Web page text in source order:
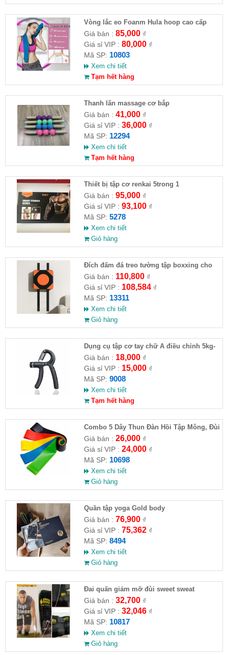
Vòng lắc eo Foanm Hula hoop cao cấp
Giá bán : 85,000₫
Giá sỉ VIP : 80,000₫
Mã SP: 10803
Xem chi tiết
Tạm hết hàng
Thanh lăn massage cơ bắp
Giá bán : 41,000₫
Giá sỉ VIP : 36,000₫
Mã SP: 12294
Xem chi tiết
Tạm hết hàng
Thiết bị tập cơ renkai 5trong 1
Giá bán : 95,000₫
Giá sỉ VIP : 93,100₫
Mã SP: 5278
Xem chi tiết
Giỏ hàng
Đích đấm đá treo tường tập boxxing cho
người lớn và trẻ em
Giá bán : 110,800₫
Giá sỉ VIP : 108,584₫
Mã SP: 13311
Xem chi tiết
Giỏ hàng
Dụng cụ tập cơ tay chữ A điều chỉnh 5kg-
60kg
Giá bán : 18,000₫
Giá sỉ VIP : 15,000₫
Mã SP: 9008
Xem chi tiết
Tạm hết hàng
Combo 5 Dây Thun Đàn Hồi Tập Mông, Đùi
(5 Size)
Giá bán : 26,000₫
Giá sỉ VIP : 24,000₫
Mã SP: 10698
Xem chi tiết
Giỏ hàng
Quần tập yoga Gold body
Giá bán : 76,900₫
Giá sỉ VIP : 75,362₫
Mã SP: 8494
Xem chi tiết
Giỏ hàng
Đai quấn giảm mỡ đùi sweet sweat
Giá bán : 32,700₫
Giá sỉ VIP : 32,046₫
Mã SP: 10817
Xem chi tiết
Giỏ hàng